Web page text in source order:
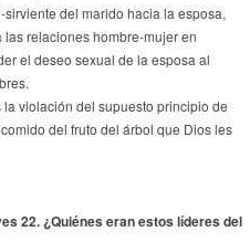
del marido hacia la esposa,
relaciones hombre-mujer en
el deseo sexual de la esposa al
violación del supuesto principio de
del fruto del árbol que Dios les
22. ¿Quiénes eran estos líderes del